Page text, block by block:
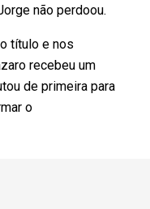
não perdoou.
título e nos
recebeu um
de primeira para
o